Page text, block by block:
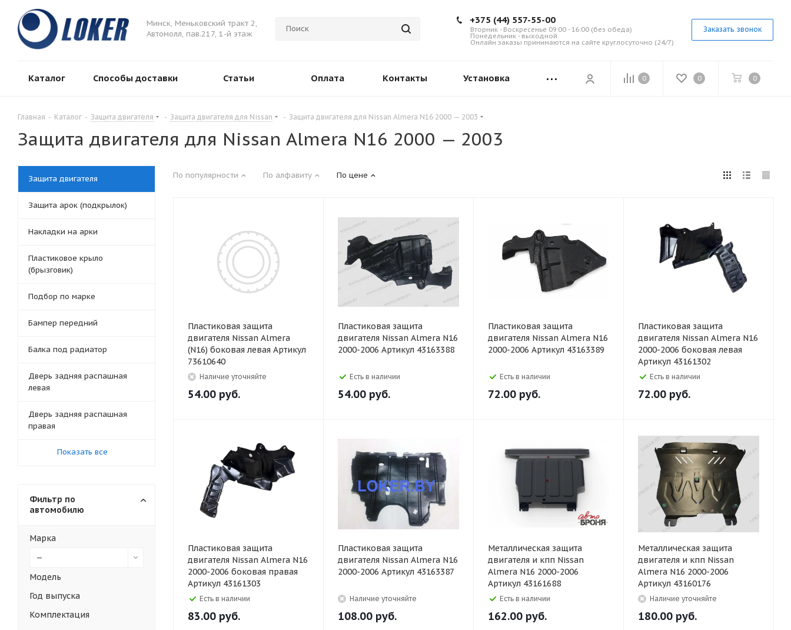
Минск, Меньковский тракт 2,
Автомолл, пав.217, 1-й этаж
+375 (44) 557-55-00
Вторник - Воскресенье 09:00 - 16:00 (без обеда)
Понедельник - выходной.
Онлайн заказы принимаются на сайте круглосуточно (24/7)
Заказать звонок
0 0 0
Каталог Способы доставки Статьи Оплата Контакты Установка
Главная - Каталог - Защита двигателя - Защита двигателя для Nissan - Защита двигателя для Nissan Almera N16 2000 — 2003
Защита двигателя для Nissan Almera N16 2000 — 2003
По популярности По алфавиту По цене
Пластиковая защита
двигателя Nissan Almera
(N16) боковая левая Артикул
73610640
Наличие уточняйте
54.00 руб.
Пластиковая защита
двигателя Nissan Almera N16
2000-2006 Артикул 43163388
Есть в наличии
54.00 руб.
Пластиковая защита
двигателя Nissan Almera N16
2000-2006 Артикул 43163389
Есть в наличии
72.00 руб.
Пластиковая защита
двигателя Nissan Almera N16
2000-2006 боковая левая
Артикул 43161302
Есть в наличии
72.00 руб.
Пластиковая защита
двигателя Nissan Almera N16
2000-2006 боковая правая
Артикул 43161303
Есть в наличии
83.00 руб.
Пластиковая защита
двигателя Nissan Almera N16
2000-2006 Артикул 43163387
Наличие уточняйте
108.00 руб.
Металлическая защита
двигателя и кпп Nissan
Almera N16 2000-2006
Артикул 43161688
Есть в наличии
162.00 руб.
Металлическая защита
двигателя и кпп Nissan
Almera N16 2000-2006
Артикул 43160176
Наличие уточняйте
180.00 руб.
Защита двигателя
Защита арок (подкрылок)
Накладки на арки
Пластиковое крыло
(брызговик)
Подбор по марке
Бампер передний
Балка под радиатор
Дверь задняя распашная
левая
Дверь задняя распашная
правая
Показать все
Фильтр по
автомобилю
Марка
—
Модель
Год выпуска
Комплектация